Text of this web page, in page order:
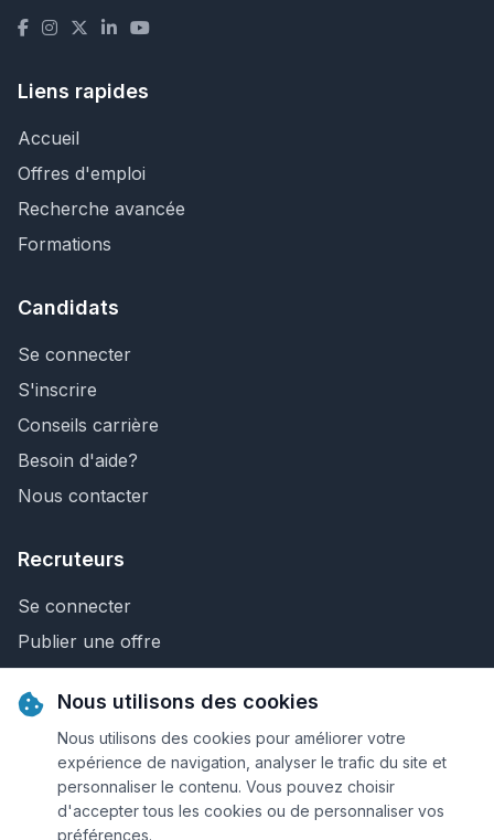
Liens rapides
Accueil
Offres d'emploi
Recherche avancée
Formations
Candidats
Se connecter
S'inscrire
Conseils carrière
Besoin d'aide?
Nous contacter
Recruteurs
Se connecter
Publier une offre
Nous contacter
© 2026 Keejob.com. Tous droits réservés.
Nous utilisons des cookies
Nous utilisons des cookies pour améliorer votre
expérience de navigation, analyser le trafic du site et
personnaliser le contenu. Vous pouvez choisir
d'accepter tous les cookies ou de personnaliser vos
préférences.